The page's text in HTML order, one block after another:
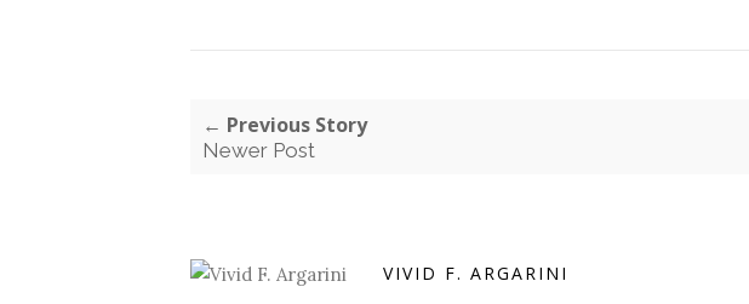
← Previous Story
Newer Post
VIVID F. ARGARINI